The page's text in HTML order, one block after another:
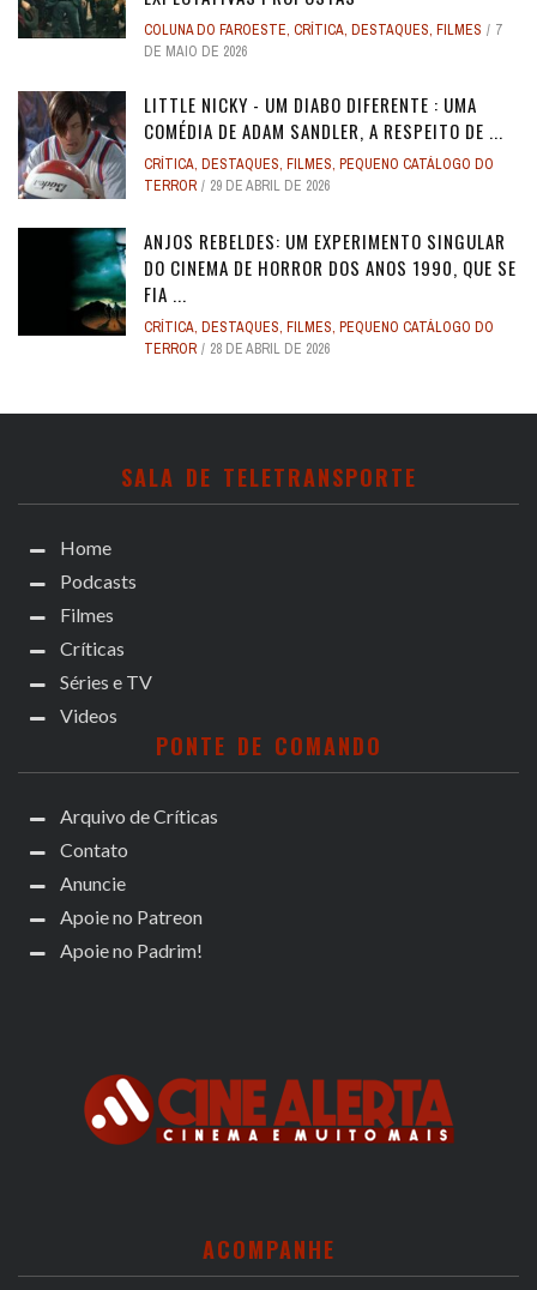
COLUNA DO FAROESTE, CRÍTICA, DESTAQUES, FILMES
7
DE MAIO DE 2026
LITTLE NICKY - UM DIABO DIFERENTE : UMA
COMÉDIA DE ADAM SANDLER, A RESPEITO DE ...
CRÍTICA, DESTAQUES, FILMES, PEQUENO CATÁLOGO DO
TERROR
29 DE ABRIL DE 2026
ANJOS REBELDES: UM EXPERIMENTO SINGULAR
DO CINEMA DE HORROR DOS ANOS 1990, QUE SE
FIA ...
CRÍTICA, DESTAQUES, FILMES, PEQUENO CATÁLOGO DO
TERROR
28 DE ABRIL DE 2026
SALA DE TELETRANSPORTE
Home
Podcasts
Filmes
Críticas
Séries e TV
Videos
PONTE DE COMANDO
Arquivo de Críticas
Contato
Anuncie
Apoie no Patreon
Apoie no Padrim!
ACOMPANHE